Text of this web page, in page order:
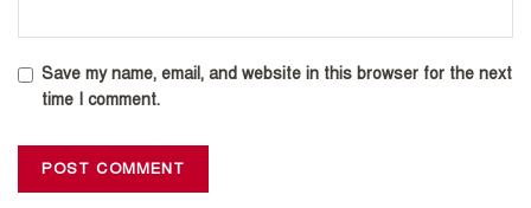
Save my name, email, and website in this browser for the next
time I comment.